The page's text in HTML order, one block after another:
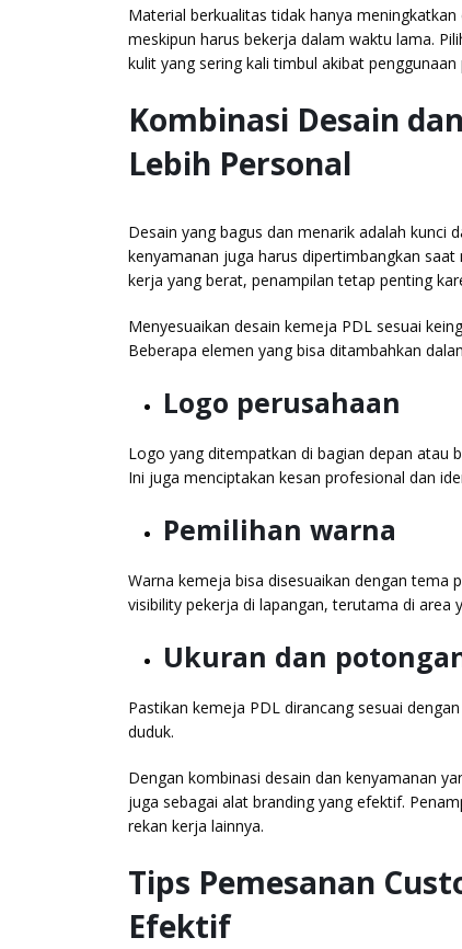
Material berkualitas tidak hanya
meskipun harus bekerja dalam waktu lama.
kulit yang sering kali timbul akibat
Kombinasi Desain
Lebih Personal
Desain yang bagus dan menarik adalah kunci
kenyamanan juga harus dipertimbangkan
kerja yang berat, penampilan tetap penting
Menyesuaikan desain kemeja PDL sesuai
Beberapa elemen yang bisa ditambahkan
Logo perusahaan
Logo yang ditempatkan di bagian depan atau
Ini juga menciptakan kesan profesional dan
Pemilihan warna
Warna kemeja bisa disesuaikan dengan tema
visibility pekerja di lapangan, terutama di area
Ukuran dan
Pastikan kemeja PDL dirancang sesuai
duduk.
Dengan kombinasi desain dan kenyamanan
juga sebagai alat branding yang efektif.
rekan kerja lainnya.
Tips Pemesanan
Efektif